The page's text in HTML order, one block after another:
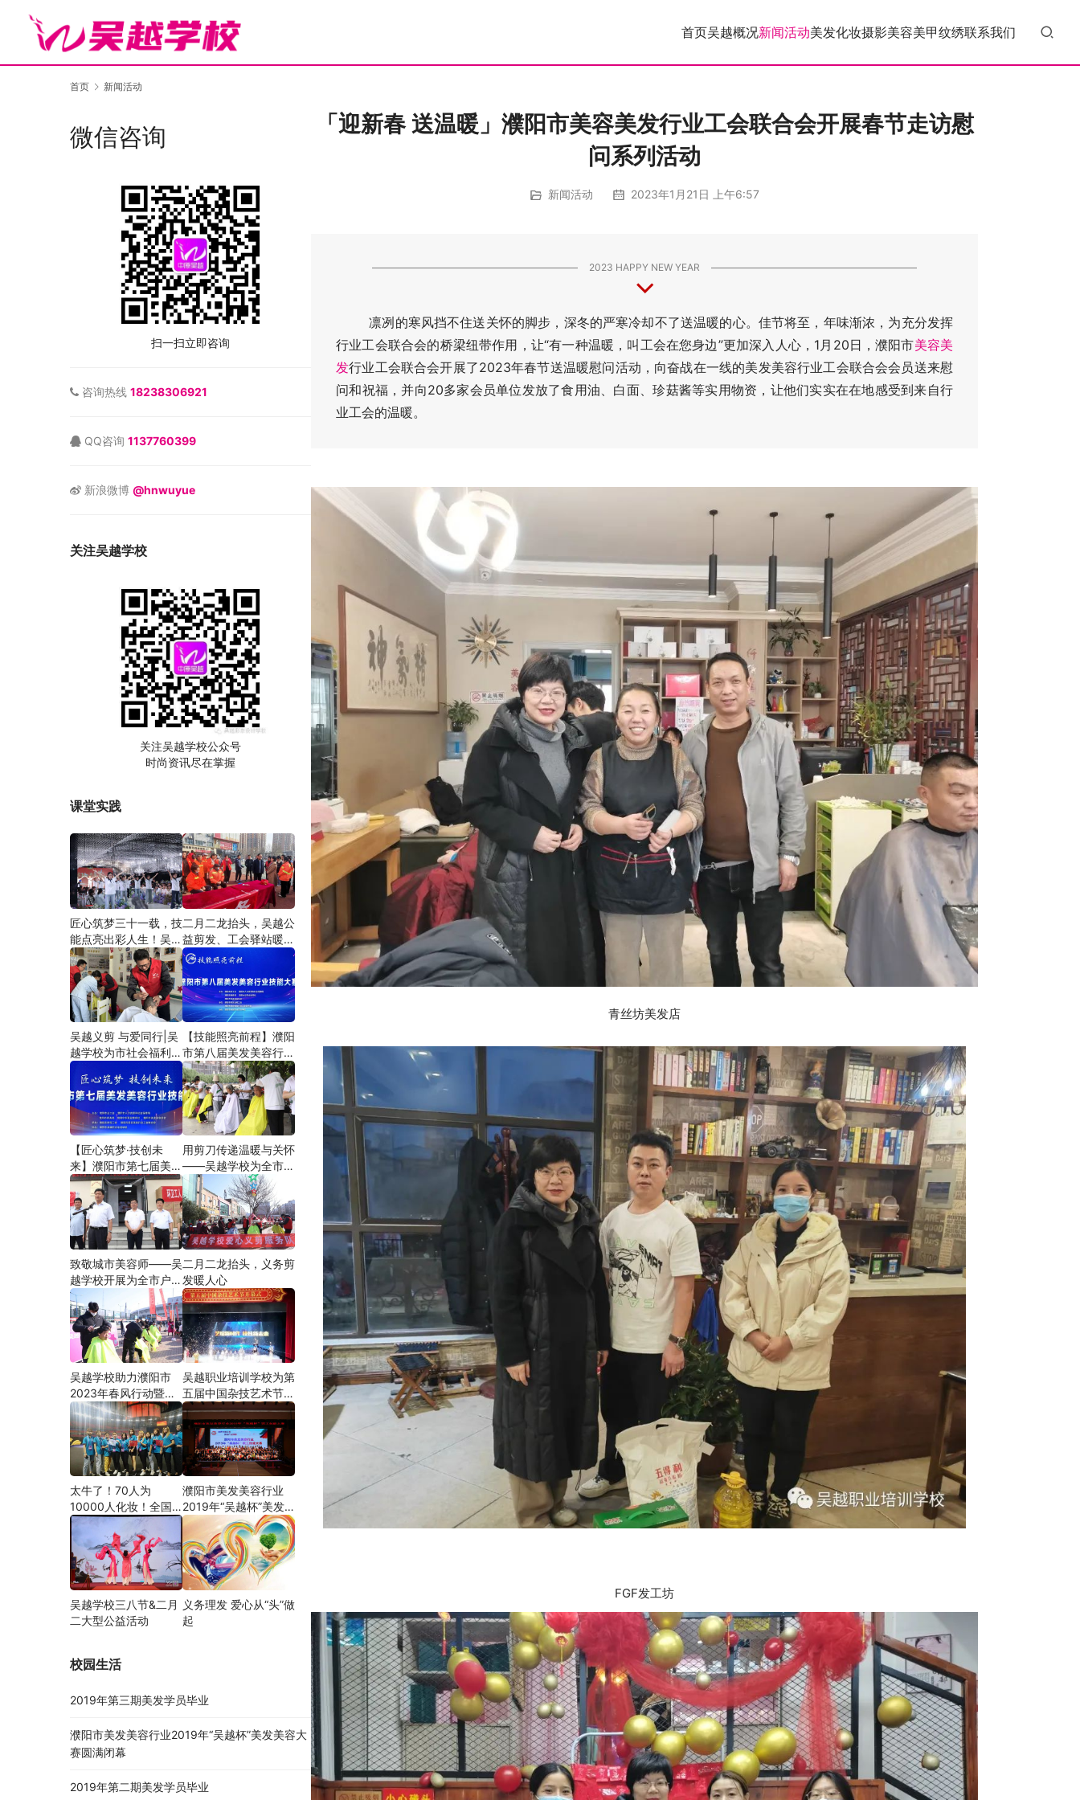
首页吴越概况新闻活动美发化妆摄影美容美甲纹绣联系我们
首页 新闻活动
「迎新春 送温暖」濮阳市美容美发行业工会联合会开展春节走访慰
问系列活动
新闻活动 2023年1月21日 上午6:57
2023 HAPPY NEW YEAR
凛冽的寒风挡不住送关怀的脚步，深冬的严寒冷却不了送温暖的心。佳节将至，年味渐浓，为充分发挥
行业工会联合会的桥梁纽带作用，让“有一种温暖，叫工会在您身边”更加深入人心，1月20日，濮阳市美容美
发行业工会联合会开展了2023年春节送温暖慰问活动，向奋战在一线的美发美容行业工会联合会会员送来慰
问和祝福，并向20多家会员单位发放了食用油、白面、珍菇酱等实用物资，让他们实实在在地感受到来自行
业工会的温暖。
青丝坊美发店
FGF发工坊
微信咨询
扫一扫立即咨询
咨询热线 18238306921
QQ咨询 1137760399
新浪微博 @hnwuyue
关注吴越学校
关注吴越学校公众号
时尚资讯尽在掌握
课堂实践
匠心筑梦三十一载，技
能点亮出彩人生！吴越
学校2026年学员学习
成果汇报会圆满成功！
二月二龙抬头，吴越公
益剪发、工会驿站暖人
心——义务剪发情暖户
外劳动者
吴越义剪 与爱同行|吴
越学校为市社会福利院
爱心义剪
【技能照亮前程】濮阳
市第八届美发美容行业
技能大赛圆满闭幕
【匠心筑梦·技创未
来】濮阳市第七届美发
美容行业技能大赛在市
工人文化宫隆重举行
用剪刀传递温暖与关怀
——吴越学校为全市户
外劳动者爱心义剪
致敬城市美容师——吴
越学校开展为全市户外
劳动者爱心义剪活动
二月二龙抬头，义务剪
发暖人心
吴越学校助力濮阳市
2023年春风行动暨就
业援助月”首场新春招
聘会活动
吴越职业培训学校为第
五届中国杂技艺术节加
油添彩
太牛了！70人为
10000人化妆！全国
关注的盛事你知道吗？
濮阳市美发美容行业
2019年“吴越杯”美发
美容大赛圆满闭幕
吴越学校三八节&二月
二大型公益活动
义务理发 爱心从“头”做
起
校园生活
2019年第三期美发学员毕业
濮阳市美发美容行业2019年“吴越杯”美发美容大
赛圆满闭幕
2019年第二期美发学员毕业